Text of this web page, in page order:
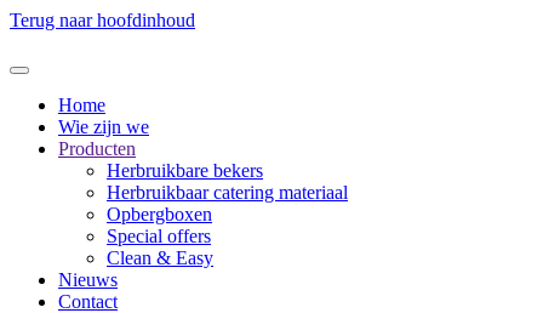
Terug naar hoofdinhoud
Home
Wie zijn we
Producten
Herbruikbare bekers
Herbruikbaar catering materiaal
Opbergboxen
Special offers
Clean & Easy
Nieuws
Contact